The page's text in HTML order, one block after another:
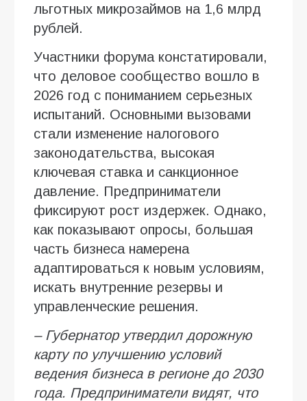
льготных микрозаймов на 1,6 млрд
рублей.
Участники форума констатировали,
что деловое сообщество вошло в
2026 год с пониманием серьезных
испытаний. Основными вызовами
стали изменение налогового
законодательства, высокая
ключевая ставка и санкционное
давление. Предприниматели
фиксируют рост издержек. Однако,
как показывают опросы, большая
часть бизнеса намерена
адаптироваться к новым условиям,
искать внутренние резервы и
управленческие решения.
– Губернатор утвердил дорожную
карту по улучшению условий
ведения бизнеса в регионе до 2030
года. Предприниматели видят, что